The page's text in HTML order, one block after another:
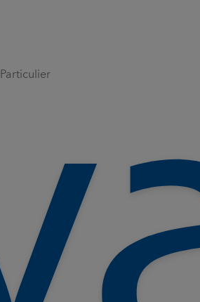
Particulier